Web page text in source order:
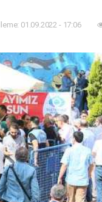
01.09.2022 - 17:06